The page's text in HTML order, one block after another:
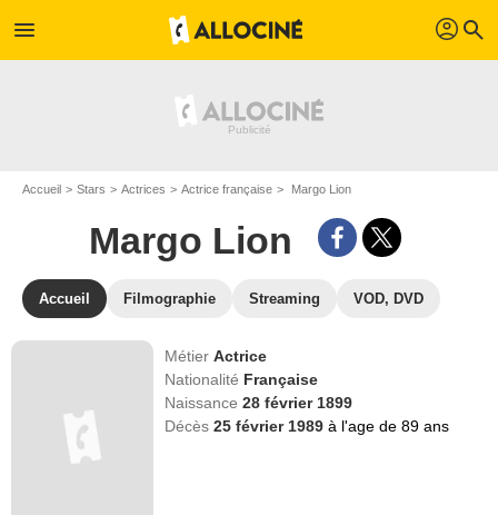
menu profil search
Accueil Stars Actrices Actrice française Margo Lion
Margo Lion
Accueil Filmographie Streaming VOD, DVD
MétierActrice
Nationalité Française
Naissance28 février 1899
Décès25 février 1989à l'age de 89 ans